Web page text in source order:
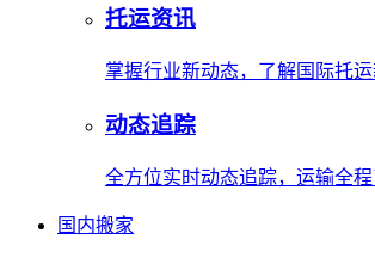
托运资讯
掌握行业新动态，了解国际托
动态追踪
全方位实时动态追踪，运输全
国内搬家